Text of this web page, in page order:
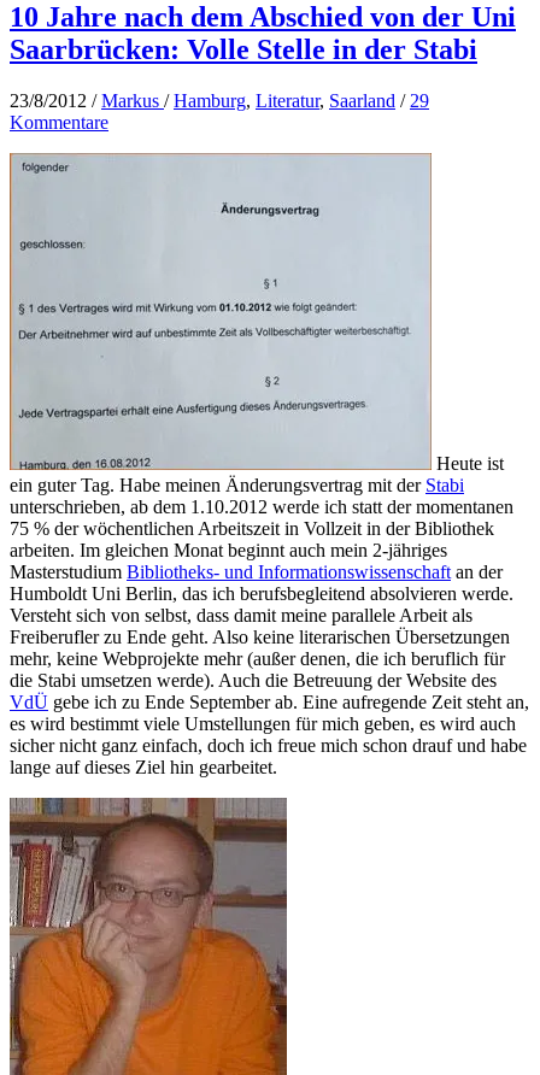
10 Jahre nach dem Abschied von der Uni
Saarbrücken: Volle Stelle in der Stabi
23/8/2012 /Markus /Hamburg, Literatur, Saarland / 29
Kommentare
Heute ist
ein guter Tag. Habe meinen Änderungsvertrag mit der Stabi
unterschrieben, ab dem 1.10.2012 werde ich statt der momentanen
75 % der wöchentlichen Arbeitszeit in Vollzeit in der Bibliothek
arbeiten. Im gleichen Monat beginnt auch mein 2-jähriges
Masterstudium Bibliotheks- und Informationswissenschaft an der
Humboldt Uni Berlin, das ich berufsbegleitend absolvieren werde.
Versteht sich von selbst, dass damit meine parallele Arbeit als
Freiberufler zu Ende geht. Also keine literarischen Übersetzungen
mehr, keine Webprojekte mehr (außer denen, die ich beruflich für
die Stabi umsetzen werde). Auch die Betreuung der Website des
VdÜ gebe ich zu Ende September ab. Eine aufregende Zeit steht an,
es wird bestimmt viele Umstellungen für mich geben, es wird auch
sicher nicht ganz einfach, doch ich freue mich schon drauf und habe
lange auf dieses Ziel hin gearbeitet.